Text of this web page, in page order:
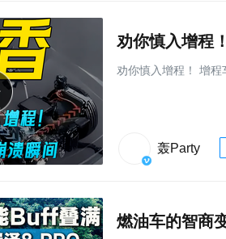
劝你慎入增程
劝你慎入增程！ 增
轰Party